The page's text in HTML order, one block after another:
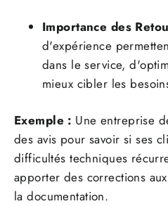
Importance des
d'expérience
dans le service,
mieux cibler les
Exemple : Une entreprise
des avis pour savoir si ses
difficultés techniques
apporter des corrections
la documentation.